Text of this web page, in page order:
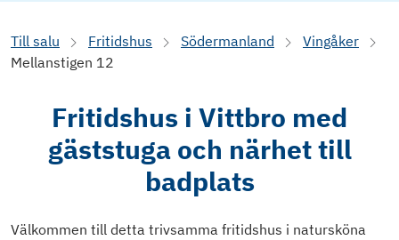
Till salu Fritidshus Södermanland
Vingåker
Mellanstigen 12
Fritidshus i Vittbro med
gäststuga och närhet till
badplats
Välkommen till detta trivsamma fritidshus i natursköna